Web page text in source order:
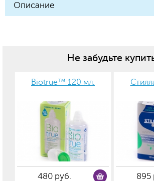
Описание
Не забудьте
Biotrue™ 120 мл.
480 руб. 895